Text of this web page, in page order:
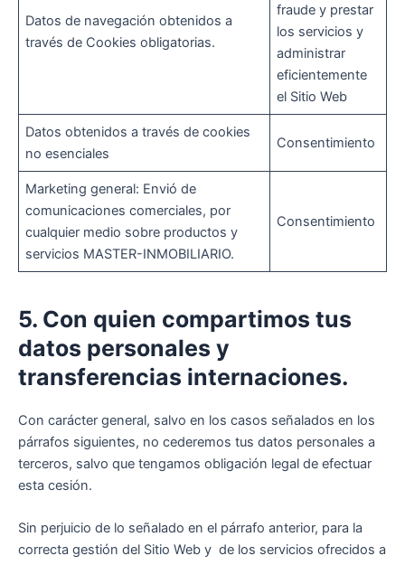
Datos de navegación obtenidos a
través de Cookies obligatorias.
fraude y prestar
los servicios y
administrar
eficientemente
el Sitio Web
Datos obtenidos a través de cookies
no esenciales
Consentimiento
Marketing general: Envió de
comunicaciones comerciales, por
cualquier medio sobre productos y
servicios MASTER-INMOBILIARIO.
Consentimiento
5. Con quien compartimos tus
datos personales y
transferencias internaciones.
Con carácter general, salvo en los casos señalados en los
párrafos siguientes, no cederemos tus datos personales a
terceros, salvo que tengamos obligación legal de efectuar
esta cesión.
Sin perjuicio de lo señalado en el párrafo anterior, para la
correcta gestión del Sitio Web y de los servicios ofrecidos a